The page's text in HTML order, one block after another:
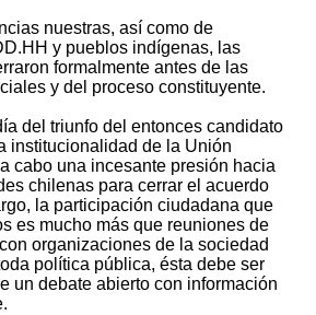
nuestras, así como de
y pueblos indígenas, las
formalmente antes de las
y del proceso constituyente.
del triunfo del entonces candidato
institucionalidad de la Unión
cabo una incesante presión hacia
chilenas para cerrar el acuerdo
la participación ciudadana que
es mucho más que reuniones de
organizaciones de la sociedad
política pública, ésta debe ser
un debate abierto con información